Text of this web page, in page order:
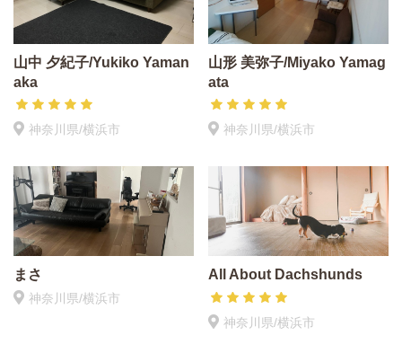
山中 夕紀子/Yukiko Yaman
aka
神奈川県/横浜市
山形 美弥子/Miyako Yamag
ata
神奈川県/横浜市
まさ
神奈川県/横浜市
All About Dachshunds
神奈川県/横浜市